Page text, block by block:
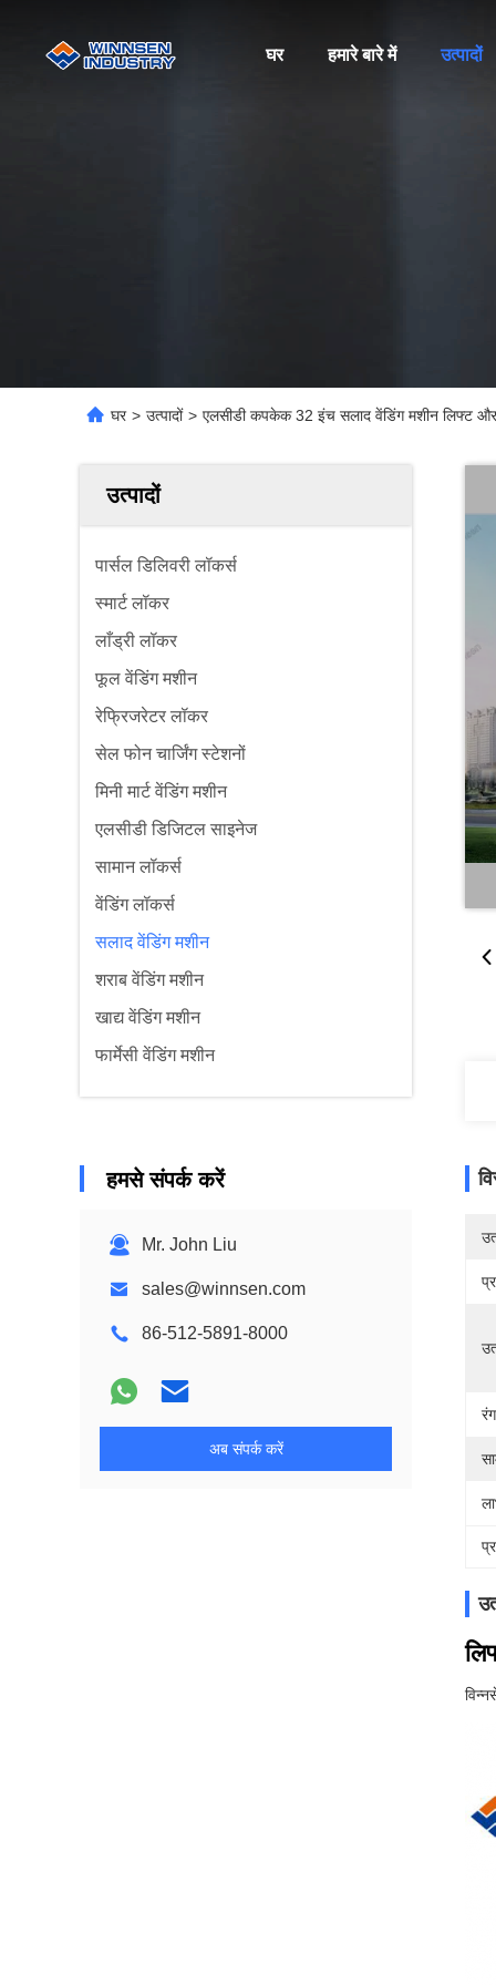
घर हमारे बारे में उत्पादों
घर > उत्पादों > एलसीडी कपकेक 32 इंच सलाद वेंडिंग मशीन लिफ्ट
उत्पादों
पार्सल डिलिवरी लॉकर्स
स्मार्ट लॉकर
लाँड्री लॉकर
फूल वेंडिंग मशीन
रेफ्रिजरेटर लॉकर
सेल फोन चार्जिंग स्टेशनों
मिनी मार्ट वेंडिंग मशीन
एलसीडी डिजिटल साइनेज
सामान लॉकर्स
वेंडिंग लॉकर्स
सलाद वेंडिंग मशीन
शराब वेंडिंग मशीन
खाद्य वेंडिंग मशीन
फार्मेसी वेंडिंग मशीन
हमसे संपर्क करें
Mr. John Liu
sales@winnsen.com
86-512-5891-8000
अब संपर्क करें